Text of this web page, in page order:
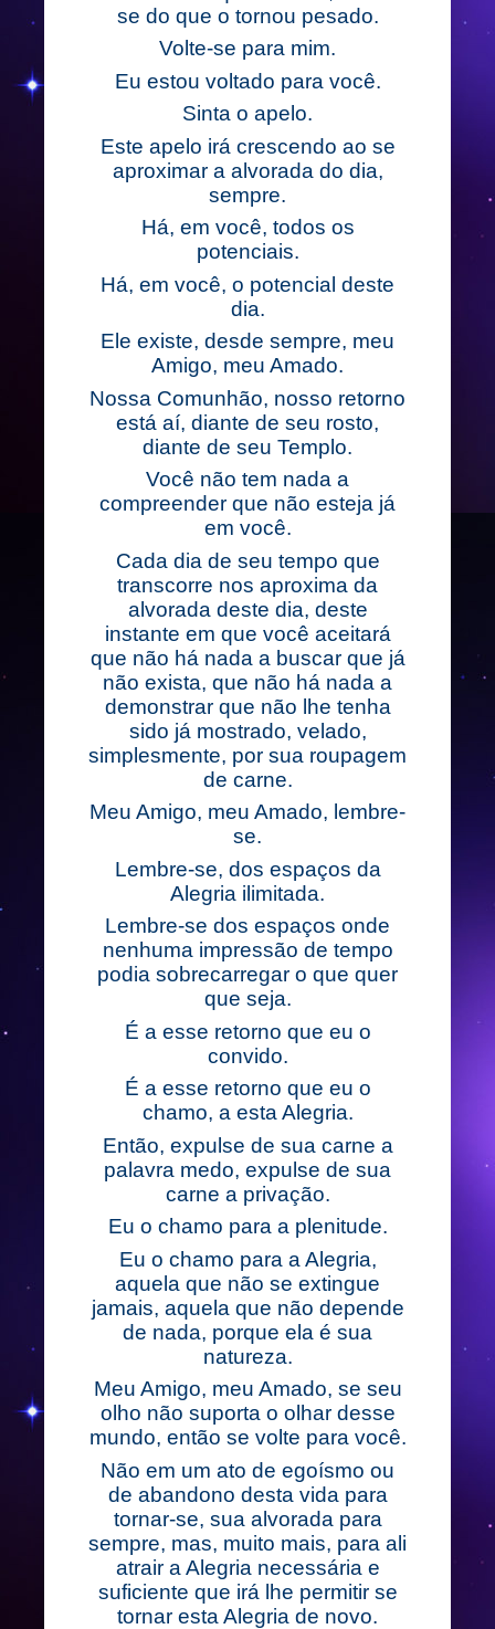
se do que o tornou pesado.
Volte-se para mim.
Eu estou voltado para você.
Sinta o apelo.
Este apelo irá crescendo ao se
aproximar a alvorada do dia,
sempre.
Há, em você, todos os
potenciais.
Há, em você, o potencial deste
dia.
Ele existe, desde sempre, meu
Amigo, meu Amado.
Nossa Comunhão, nosso retorno
está aí, diante de seu rosto,
diante de seu Templo.
Você não tem nada a
compreender que não esteja já
em você.
Cada dia de seu tempo que
transcorre nos aproxima da
alvorada deste dia, deste
instante em que você aceitará
que não há nada a buscar que já
não exista, que não há nada a
demonstrar que não lhe tenha
sido já mostrado, velado,
simplesmente, por sua roupagem
de carne.
Meu Amigo, meu Amado, lembre-
se.
Lembre-se, dos espaços da
Alegria ilimitada.
Lembre-se dos espaços onde
nenhuma impressão de tempo
podia sobrecarregar o que quer
que seja.
É a esse retorno que eu o
convido.
É a esse retorno que eu o
chamo, a esta Alegria.
Então, expulse de sua carne a
palavra medo, expulse de sua
carne a privação.
Eu o chamo para a plenitude.
Eu o chamo para a Alegria,
aquela que não se extingue
jamais, aquela que não depende
de nada, porque ela é sua
natureza.
Meu Amigo, meu Amado, se seu
olho não suporta o olhar desse
mundo, então se volte para você.
Não em um ato de egoísmo ou
de abandono desta vida para
tornar-se, sua alvorada para
sempre, mas, muito mais, para ali
atrair a Alegria necessária e
suficiente que irá lhe permitir se
tornar esta Alegria de novo.